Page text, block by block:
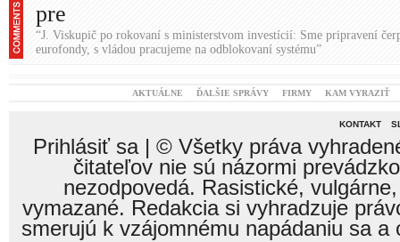
pre
“J. Viskupič po rokovaní s ministerstvom investícií: Sme pripravení
eurofondy, s vládou pracujeme na odblokovaní systému”
AKTUÁLNE ĎALŠIE SPRÁVY FIRMY KAM VYRAZIŤ
KONTAKT
Prihlásiť sa| © Všetky práva
čitateľov nie sú názormi
nezodpovedá. Rasistické,
vymazané. Redakcia si vyhradzuje
smerujú k vzájomnému napádaniu sa